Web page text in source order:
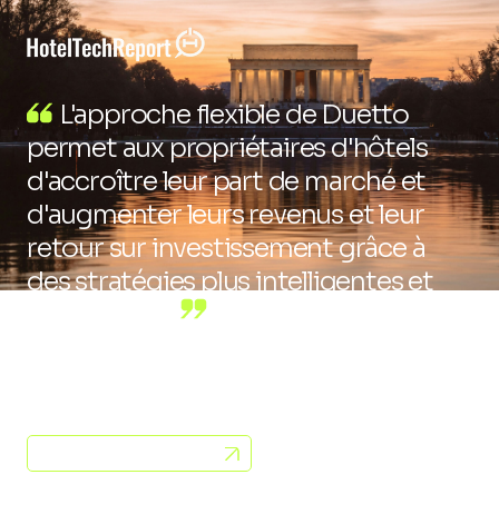
L'approche flexible de Duetto
permet aux propriétaires d'hôtels
d'accroître leur part de marché et
d'augmenter leurs revenus et leur
retour sur investissement grâce à
des stratégies plus intelligentes et